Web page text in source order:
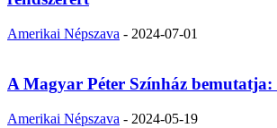
Amerikai Népszava - 2024-07-01
A Magyar Péter Színház
Amerikai Népszava - 2024-05-19